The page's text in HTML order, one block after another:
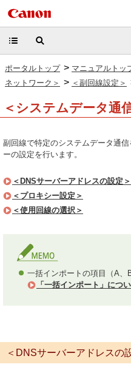
ポータルトップ > マニュアルトッ
ネットワーク＞ > ＜副回線設定＞
＜システムデータ通
副回線で特定のシステムデータ通
ーの設定を行います。
＜DNSサーバーアドレスの設定＞
＜プロキシー設定＞
＜使用回線の選択＞
一括インポートの項目（A、
「一括インポート」につ
＜DNSサーバーアドレスの